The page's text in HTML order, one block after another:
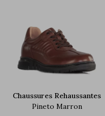
Chaussures Rehaussantes
Pineto Marron